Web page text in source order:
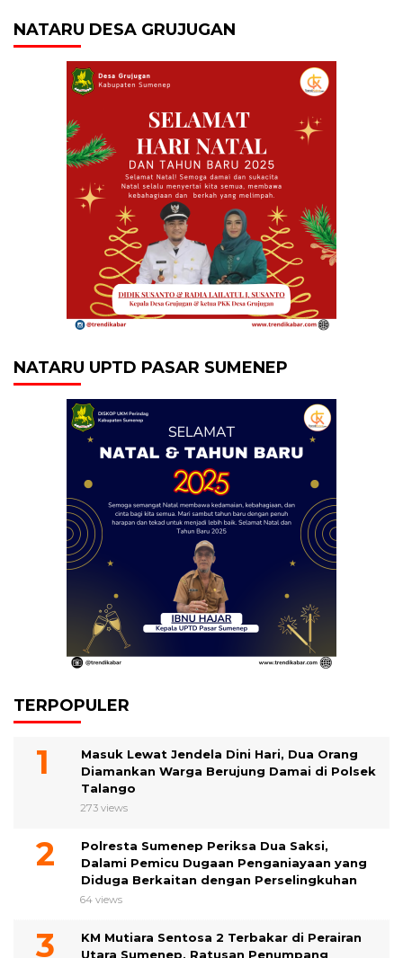
NATARU DESA GRUJUGAN
NATARU UPTD PASAR SUMENEP
TERPOPULER
Masuk Lewat Jendela Dini Hari, Dua Orang
Diamankan Warga Berujung Damai di Polsek
Talango
273 views
Polresta Sumenep Periksa Dua Saksi,
Dalami Pemicu Dugaan Penganiayaan yang
Diduga Berkaitan dengan Perselingkuhan
64 views
KM Mutiara Sentosa 2 Terbakar di Perairan
Utara Sumenep, Ratusan Penumpang